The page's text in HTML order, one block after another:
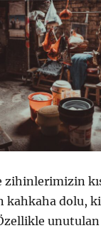
zihinlerimizin
kahkaha dolu,